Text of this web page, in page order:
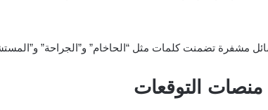
مشفرة تضمنت كلمات مثل “الحاخام” و”الجراحة”
منصات التوقعات